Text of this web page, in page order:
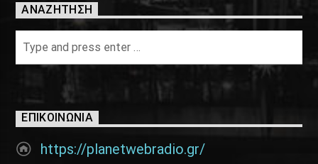
ΑΝΑΖΉΤΗΣΗ
ΕΠΙΚΟΙΝΩΝΊΑ
https://planetwebradio.gr/